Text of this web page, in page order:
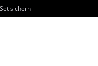
sichern